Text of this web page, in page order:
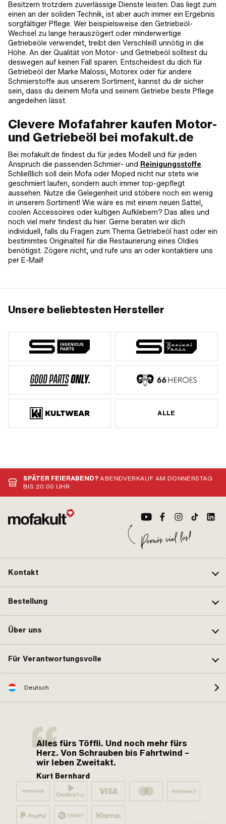
Besitzern trotzdem zuverlässige Dienste leisten. Das liegt zum
einen an der soliden Technik, ist aber auch immer ein Ergebnis
sorgfältiger Pflege. Wer beispielsweise den Getriebeöl-
Wechsel zu lange herauszögert oder minderwertige
Getriebeöle verwendet, treibt den Verschleiß unnötig in die
Höhe. An der Qualität von Motor- und Getriebeöl solltest du
deswegen auf keinen Fall sparen. Entscheidest du dich für
Getriebeöl der Marke Malossi, Motorex oder für andere
Schmierstoffe aus unserem Sortiment, kannst du dir sicher
sein, dass du deinem Mofa und seinem Getriebe beste Pflege
angedeihen lässt.
Clevere Mofafahrer kaufen Motor-
und Getriebeöl bei mofakult.de
Bei mofakult.de findest du für jedes Modell und für jeden
Anspruch die passenden Schmier- und Reinigungsstoffe.
Schließlich soll dein Mofa oder Moped nicht nur stets wie
geschmiert laufen, sondern auch immer top-gepflegt
aussehen. Nutze die Gelegenheit und stöbere noch ein wenig
in unserem Sortiment! Wie wäre es mit einem neuen Sattel,
coolen Accessoires oder kultigen Aufklebern? Das alles und
noch viel mehr findest du hier. Gerne beraten wir dich
individuell, falls du Fragen zum Thema Getriebeöl hast oder ein
bestimmtes Originalteil für die Restaurierung eines Oldies
benötigst. Zögere nicht, und rufe uns an oder kontaktiere uns
per E-Mail!
Unsere beliebtesten Hersteller
ALLE
SPÄTER FEIERABEND?ABENDVERKAUF AM DONNERSTAG
BIS 20:00 UHR
Kontakt
Bestellung
Über uns
Für Verantwortungsvolle
Deutsch
Alles fürs Töffli. Und noch mehr fürs
Herz. Von Schrauben bis Fahrtwind –
wir leben Zweitakt.
Kurt Bernhard